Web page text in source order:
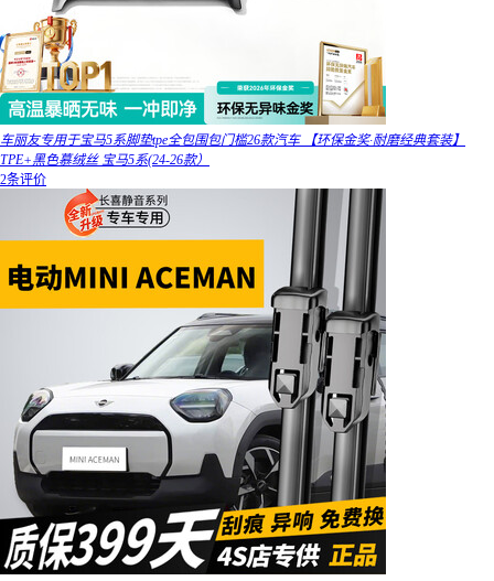
车丽友专用于宝马5系脚垫tpe全包围包门槛26款汽车 【环保金奖·耐磨经典套装】
TPE+黑色慕绒丝 宝马5系(24-26款）
2条评价